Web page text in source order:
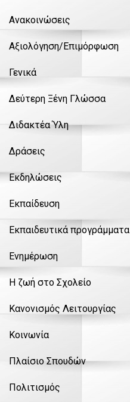
Ανακοινώσεις
Αξιολόγηση/Επιμόρφωση
Γενικά
Δεύτερη Ξένη Γλώσσα
Διδακτέα Ύλη
Δράσεις
Εκδηλώσεις
Εκπαίδευση
Εκπαιδευτικά προγράμματα
Ενημέρωση
Η ζωή στο Σχολείο
Κανονισμός Λειτουργίας
Κοινωνία
Πλαίσιο Σπουδών
Πολιτισμός